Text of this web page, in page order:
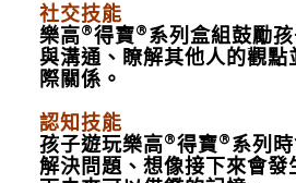
社交技能
樂高®得寶®系列盒組鼓勵
與溝通、瞭解其他人的觀點
際關係。
認知技能
孩子遊玩樂高®得寶®系列
解決問題、想像接下來會發